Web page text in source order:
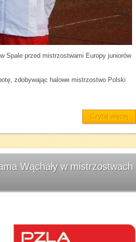
Spale przed mistrzostwami Europy juniorów
zdobywając halowe mistrzostwo Polski
Czytaj więcej
Wąchały w mistrzostwach